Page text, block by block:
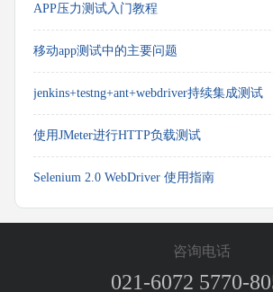
APP压力测试入门教程
移动app测试中的主要问题
jenkins+testng+ant+webdriver持续集成测试
使用JMeter进行HTTP负载测试
Selenium 2.0 WebDriver 使用指南
咨询电话
021-6072 5770-